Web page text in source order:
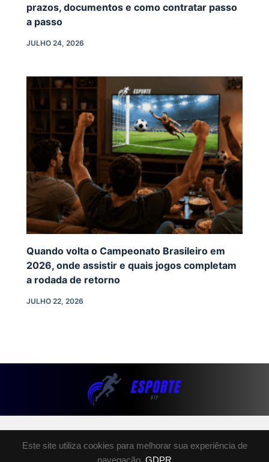
Este site utiliza cookies para melhorar sua experiência de
prazos, documentos e como contratar passo
a passo
JULHO 24, 2026
Quando volta o Campeonato Brasileiro em
2026, onde assistir e quais jogos completam
a rodada de retorno
JULHO 22, 2026
POLÍTICA DE PRIVACIDADE